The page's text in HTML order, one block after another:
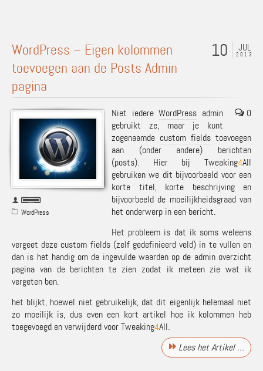
JUL
2013
10
WordPress – Eigen kolommen
toevoegen aan de Posts Admin
pagina
WordPress
0
Niet iedereWordPress admin
gebruikt ze, maar je kunt
zogenaamde custom fields toevoegen
aan (onder andere) berichten
(posts). Hier bij Tweaking4All
gebruiken we dit bijvoorbeeld voor een
korte titel, korte beschrijving en
bijvoorbeeld de moeilijkheidsgraad van
het onderwerp in een bericht.
Het probleem is dat ik soms weleens
vergeet deze custom fields (zelf gedefinieerd veld) in te vullen en
dan is het handig om de ingevulde waarden op de admin overzicht
pagina van de berichten te zien zodat ik meteen zie wat ik
vergeten ben.
het blijkt, hoewel niet gebruikelijk, dat dit eigenlijk helemaal niet
zo moeilijk is, dus even een kort artikel hoe ik kolommen heb
toegevoegd en verwijderd voor Tweaking4All.
Lees het Artikel …